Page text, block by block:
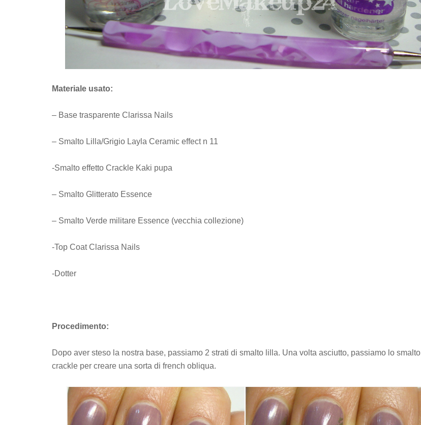
Materiale usato:
– Base trasparente Clarissa Nails
– Smalto Lilla/Grigio Layla Ceramic effect n 11
-Smalto effetto Crackle Kaki pupa
– Smalto Glitterato Essence
– Smalto Verde militare Essence (vecchia collezione)
-Top Coat Clarissa Nails
-Dotter
Procedimento:
Dopo aver steso la nostra base, passiamo 2 strati di smalto lilla. Una volta asciutto, passiamo lo smalto
crackle per creare una sorta di french obliqua.